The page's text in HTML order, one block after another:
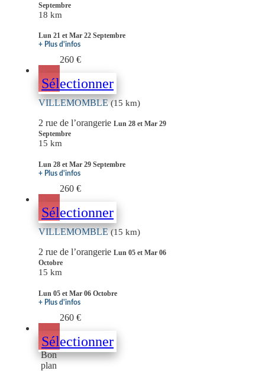
Septembre
18 km
Lun 21 et Mar 22 Septembre
+ Plus d'infos
260 €
Sélectionner
VILLEMOMBLE(15 km)
2 rue de l’orangerie Lun 28 et Mar 29
Septembre
15 km
Lun 28 et Mar 29 Septembre
+ Plus d'infos
260 €
Sélectionner
VILLEMOMBLE(15 km)
2 rue de l’orangerie Lun 05 et Mar 06
Octobre
15 km
Lun 05 et Mar 06 Octobre
+ Plus d'infos
260 €
Sélectionner
Bon
plan